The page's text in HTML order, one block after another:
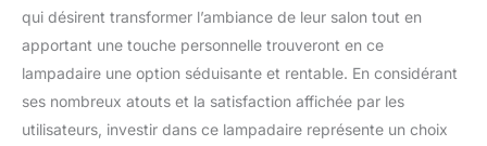
qui désirent transformer l’ambiance de leur salon tout en
apportant une touche personnelle trouveront en ce
lampadaire une option séduisante et rentable. En considérant
ses nombreux atouts et la satisfaction affichée par les
utilisateurs, investir dans ce lampadaire représente un choix